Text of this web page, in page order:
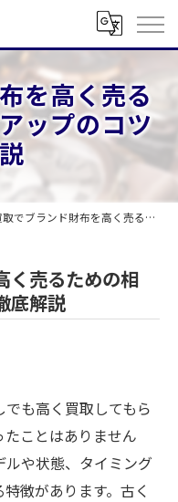
を高く売る
ップのコツ
ブランド財布を高く売るための相場や査定アップのコツ徹底解説
く売るための相
底解説
も高く買取してもら
ことはありません
や状態、タイミング
徴があります。古く